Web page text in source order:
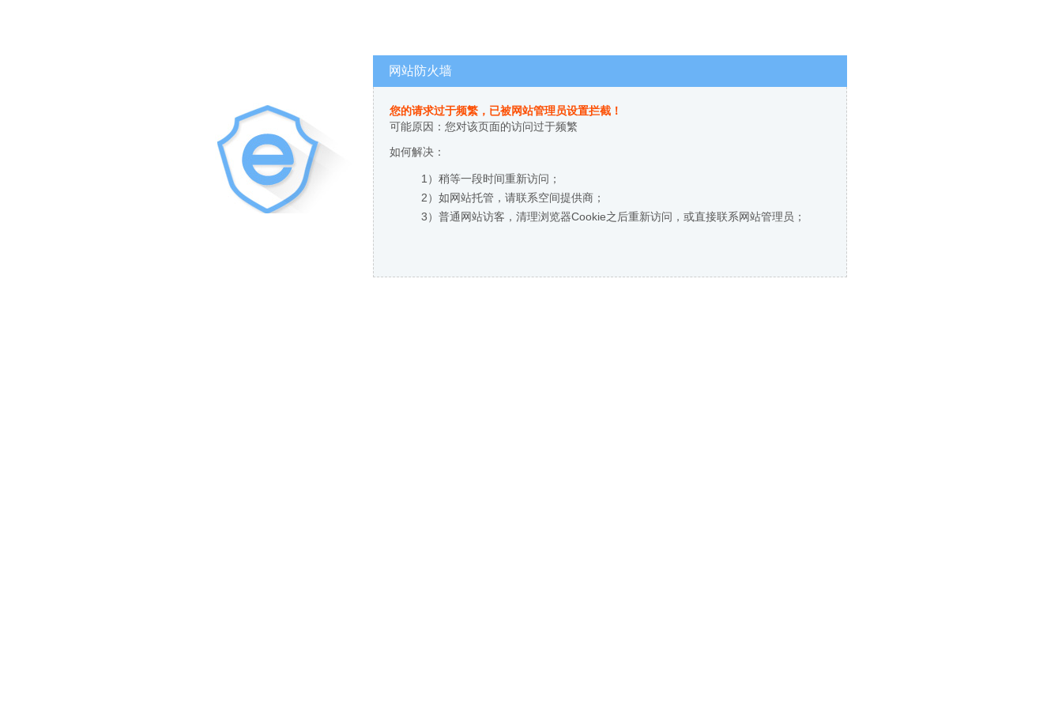
网站防火墙
您的请求过于频繁，已被网站管理员设置拦截！
可能原因：您对该页面的访问过于频繁
如何解决：
1）稍等一段时间重新访问；
2）如网站托管，请联系空间提供商；
3）普通网站访客，清理浏览器Cookie之后重新访问，或直接联系网站管理员；